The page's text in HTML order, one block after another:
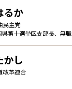
るか
民主党
県第十選挙区支部長、無職
かし
改革連合